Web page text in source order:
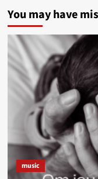
You may have
music